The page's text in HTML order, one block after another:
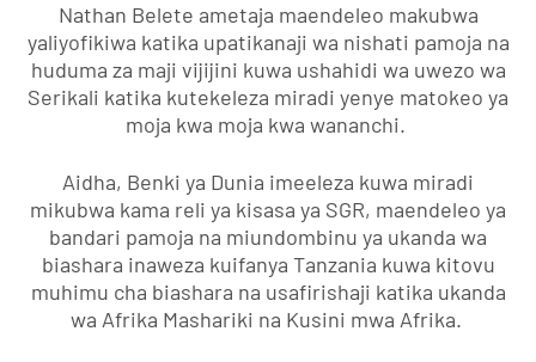
Nathan Belete ametaja maendeleo makubwa
yaliyofikiwa katika upatikanaji wa nishati pamoja na
huduma za maji vijijini kuwa ushahidi wa uwezo wa
Serikali katika kutekeleza miradi yenye matokeo ya
moja kwa moja kwa wananchi.
Aidha, Benki ya Dunia imeeleza kuwa miradi
mikubwa kama reli ya kisasa ya SGR, maendeleo ya
bandari pamoja na miundombinu ya ukanda wa
biashara inaweza kuifanya Tanzania kuwa kitovu
muhimu cha biashara na usafirishaji katika ukanda
wa Afrika Mashariki na Kusini mwa Afrika.